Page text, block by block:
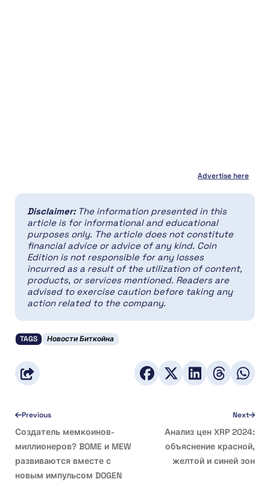
Advertise here
Disclaimer: The information presented in this
article is for informational and educational
purposes only. The article does not constitute
financial advice or advice of any kind. Coin
Edition is not responsible for any losses
incurred as a result of the utilization of content,
products, or services mentioned. Readers are
advised to exercise caution before taking any
action related to the company.
TAGS Новости Биткойна
Previous
Создатель мемкоинов-
миллионеров? BOME и MEW
развиваются вместе с
новым импульсом DOGEN
Next
Анализ цен XRP 2024:
объяснение красной,
желтой и синей зон